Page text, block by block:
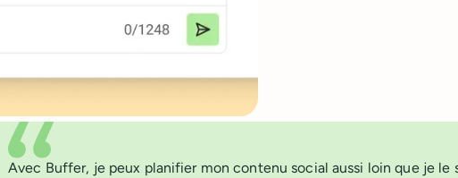
Avec Buffer, je peux planifier mon contenu social aussi loin que je